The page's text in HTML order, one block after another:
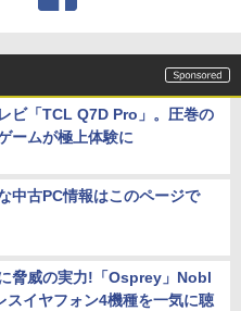
ビ「TCL Q7D Pro」。圧巻の
ームが極上体験に
中古PC情報はこのページで
脅威の実力!「Osprey」Nobl
イヤフォン4機種を一気に聴